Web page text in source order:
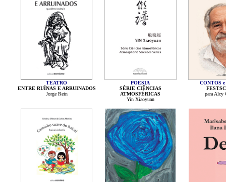
TEATRO
ENTRE RUÍNAS E ARRUINADOS
Jorge Rein
POESIA
SÉRIE CIÊNCIAS
ATMOSFÉRICAS
Yin Xiaoyuan
CONTOS
para Alcy